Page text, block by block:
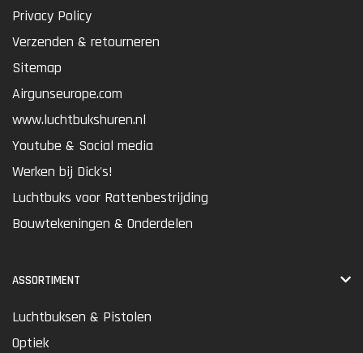
Privacy Policy
Verzenden & retourneren
Sitemap
Airgunseurope.com
www.luchtbukshuren.nl
Youtube & Social media
Werken bij Dick's!
Luchtbuks voor Rattenbestrijding
Bouwtekeningen & Onderdelen
ASSORTIMENT
Luchtbuksen & Pistolen
Optiek